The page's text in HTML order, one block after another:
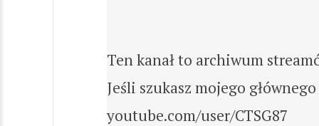
Ten kanał to archiwum
Jeśli szukasz mojego
youtube.com/user/CTSG87